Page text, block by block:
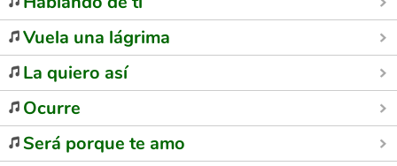
Vuela una lágrima
La quiero así
Ocurre
Será porque te amo